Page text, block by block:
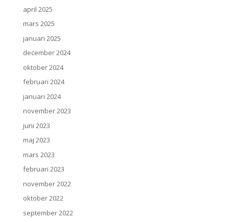
april 2025
mars 2025
januari 2025
december 2024
oktober 2024
februari 2024
januari 2024
november 2023
juni 2023
maj 2023
mars 2023
februari 2023
november 2022
oktober 2022
september 2022